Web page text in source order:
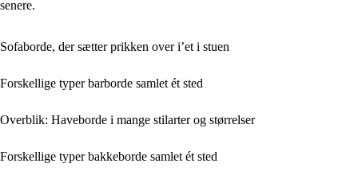
senere.
Sofaborde, der sætter prikken over i’et i stuen
Forskellige typer barborde samlet ét sted
Overblik: Haveborde i mange stilarter og størrelser
Forskellige typer bakkeborde samlet ét sted